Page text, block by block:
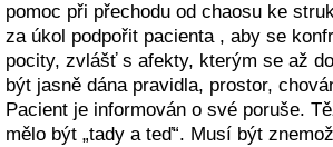
pomoc při přechodu od chaosu ke
za úkol podpořit pacienta , aby se
pocity, zvlášť s afekty, kterým se až
být jasně dána pravidla, prostor,
Pacient je informován o své poruše.
mělo být „tady a teď“. Musí být